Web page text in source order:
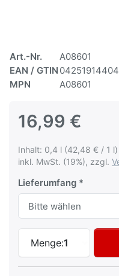
Art.-Nr.
A08601
EAN / GTIN
MPN
A08601
16,99 €
Inhalt: 0,4 l (42,48 € / 1 l)
inkl. MwSt. (19%), zzgl.
Lieferumfang
Menge:1